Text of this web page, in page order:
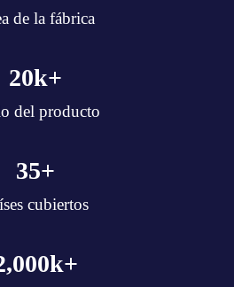
de la fábrica
del producto
20k+
cubiertos
35+
k+